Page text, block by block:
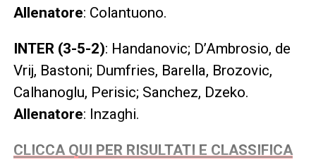
Allenatore: Colantuono.
INTER (3-5-2): Handanovic; D’Ambrosio, de
Vrij, Bastoni; Dumfries, Barella, Brozovic,
Calhanoglu, Perisic; Sanchez, Dzeko.
Allenatore: Inzaghi.
CLICCA QUI PER RISULTATI E CLASSIFICA